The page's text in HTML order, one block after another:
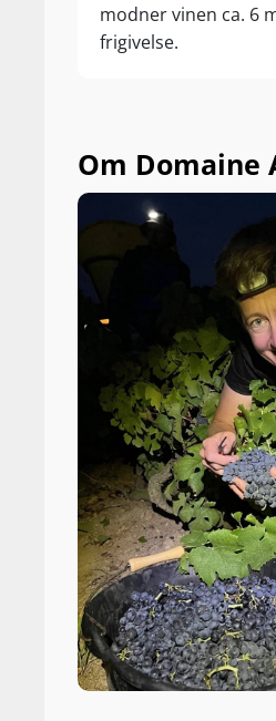
modner vinen ca. 6
frigivelse.
Om Domaine